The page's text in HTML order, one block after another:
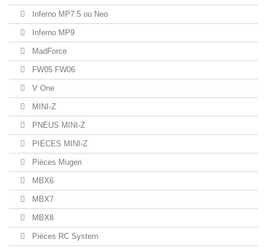
Inferno MP7.5 ou Neo
Inferno MP9
MadForce
FW05 FW06
V One
MINI-Z
PNEUS MINI-Z
PIECES MINI-Z
Pièces Mugen
MBX6
MBX7
MBX8
Pièces RC System